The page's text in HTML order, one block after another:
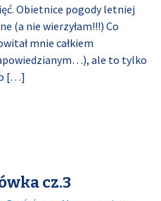
Obietnice pogody letniej
(a nie wierzyłam!!!) Co
mnie całkiem
ale to tylko
[…]
cz.3